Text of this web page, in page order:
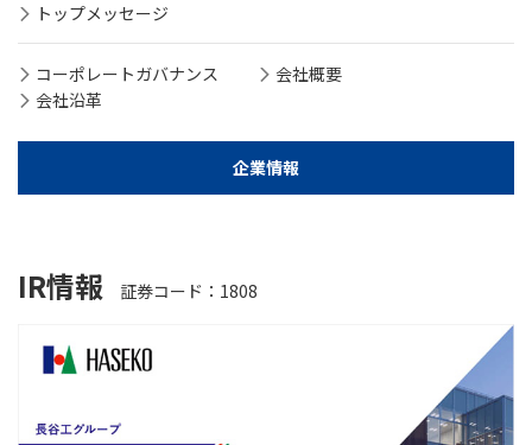
トップメッセージ
コーポレートガバナンス
会社概要
会社沿革
企業情報
IR情報 証券コード：1808